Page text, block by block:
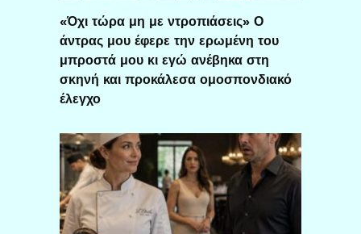
«Όχι τώρα μη με ντροπιάσεις» Ο
άντρας μου έφερε την ερωμένη του
μπροστά μου κι εγώ ανέβηκα στη
σκηνή και προκάλεσα ομοσπονδιακό
έλεγχο